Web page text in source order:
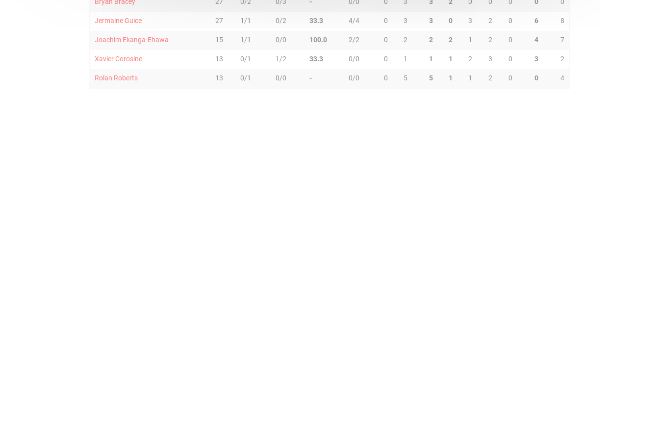
Jermaine Guice 27 1/1 0/2 33.3 4/4 0 3 3 0 3 2 0 6 8
Joachim Ekanga-Ehawa 15 1/1 0/0 100.0 2/2 0 2 2 2 1 2 0 4 7
Xavier Corosine 13 0/1 1/2 33.3 0/0 0 1 1 1 2 3 0 3 2
Rolan Roberts 13 0/1 0/0 - 0/0 0 5 5 1 1 2 0 0 4